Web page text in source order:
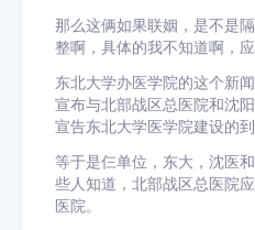
那么这俩如果联姻，是不是
整啊，具体的我不知道啊，应
东北大学办医学院的这个新
宣布与北部战区总医院和沈
宣告东北大学医学院建设的到
等于是仨单位，东大，沈医
些人知道，北部战区总医院
医院。